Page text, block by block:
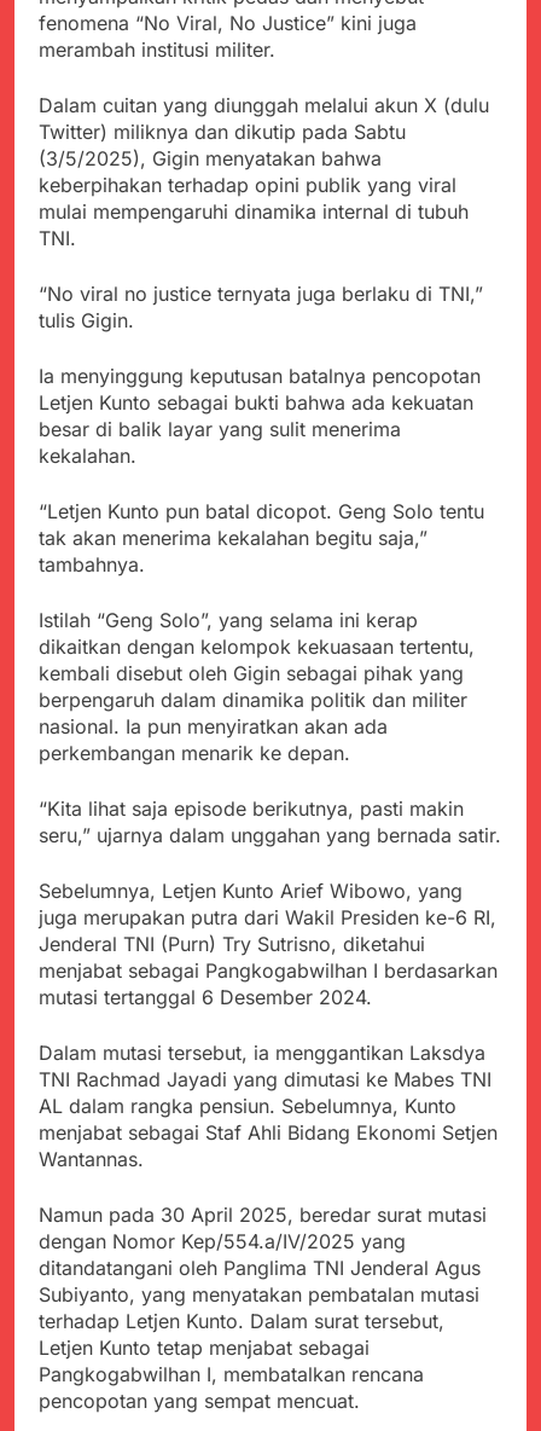
Kabupaten Sukabumi
Angkat Bicara
Satgas Yonif 310/KK
Lakukan Pengecatan
Dan Pembenahan
Angkat Bicara Terkait
Dugaan pembelian obat
yang akan Kadaluarsa
oleh Puskesmas
Juli 21, 2024
Diduga Pembelian Obat
oleh Puskesmas di
Kab. Sukabumi yang
akan Kadaluarsa.
Juli 20, 2024
Yonif 310/KK Berikan
Bantuan Duka Cita
Juli 20, 2024
Elos
Juli 20, 2024
Kejaksaan Negeri Kab
Sukabumi didesak usut
Tuntas Dugaan
Sukabumi
menyalahgunakan
Juli 19, 2024
Sambut Tahun Ajaran
Bersihkan Lingkungan
Sekolah
Selisih APBD Tahun
2023 Kab.Sukabumi
Sebesar Rp 31 Miliar
Juli 16, 2024
Jaga Keamanan
Lingkungan Sekolah,
Aiptu Sujarwo Beri
kepada Siswa SDN
Cipriangan
Agustus 10, 2026
Sukabumi Raya
Ingatkan Pentingnya
terhadap Kepala KUA
Pabuaran
Agustus 8, 2026
Kapolsek Kebonpedes
Bantu Lansia dengan
Kursi Roda, Warga Haru
dan Bersyukur
Agustus 7, 2026
Data Ganda Capai 6
Juta, BGN Benahi Basis
Penerima Program
Agustus 6, 2026
di Wilayah 3T Tuntas
Pekan Ini, Integrasi
Data MBG Hampir
Rampung
Agustus 6, 2026
Bobby Maulana Pastikan
Kawasan Kuliner Ahmad
Perkuat Penataan
Pedagang dan
Pengelolaan Sampah
Peringatan Hari ASI
Sedunia di Cibadak,
PDIP Tegaskan ASI
adalah Investasi
Peradaban dan Upaya
Cegah Stunting
Agustus 6, 2026
Wujud Kepedulian Polri,
Kapolresta Sumenep
Koordinasikan dan
Berangkatkan Empat
Korban Kebakaran KMP
Mutiara Sentosa 2 ke
Posko Pusat Tg. Perak
Agustus 5, 2026
SMA Negeri Nyalindung
Sukabumi Diduga
Lakukan Pungutan
Agustus 4, 2026
fenomena “No Viral, No Justice” kini juga
merambah institusi militer.
Dalam cuitan yang diunggah melalui akun X (dulu
Twitter) miliknya dan dikutip pada Sabtu
(3/5/2025), Gigin menyatakan bahwa
keberpihakan terhadap opini publik yang viral
mulai mempengaruhi dinamika internal di tubuh
TNI.
“No viral no justice ternyata juga berlaku di TNI,”
tulis Gigin.
Ia menyinggung keputusan batalnya pencopotan
Letjen Kunto sebagai bukti bahwa ada kekuatan
besar di balik layar yang sulit menerima
kekalahan.
“Letjen Kunto pun batal dicopot. Geng Solo tentu
tak akan menerima kekalahan begitu saja,”
tambahnya.
Istilah “Geng Solo”, yang selama ini kerap
dikaitkan dengan kelompok kekuasaan tertentu,
kembali disebut oleh Gigin sebagai pihak yang
berpengaruh dalam dinamika politik dan militer
nasional. Ia pun menyiratkan akan ada
perkembangan menarik ke depan.
“Kita lihat saja episode berikutnya, pasti makin
seru,” ujarnya dalam unggahan yang bernada satir.
Sebelumnya, Letjen Kunto Arief Wibowo, yang
juga merupakan putra dari Wakil Presiden ke-6 RI,
Jenderal TNI (Purn) Try Sutrisno, diketahui
menjabat sebagai Pangkogabwilhan I berdasarkan
mutasi tertanggal 6 Desember 2024.
Dalam mutasi tersebut, ia menggantikan Laksdya
TNI Rachmad Jayadi yang dimutasi ke Mabes TNI
AL dalam rangka pensiun. Sebelumnya, Kunto
menjabat sebagai Staf Ahli Bidang Ekonomi Setjen
Wantannas.
Namun pada 30 April 2025, beredar surat mutasi
dengan Nomor Kep/554.a/IV/2025 yang
ditandatangani oleh Panglima TNI Jenderal Agus
Subiyanto, yang menyatakan pembatalan mutasi
terhadap Letjen Kunto. Dalam surat tersebut,
Letjen Kunto tetap menjabat sebagai
Pangkogabwilhan I, membatalkan rencana
pencopotan yang sempat mencuat.